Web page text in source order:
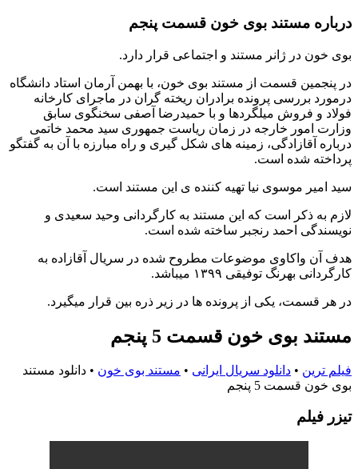
درباره مستند بوی خون قسمت پنجم
بوی خون در ژانر مستند و اجتماعی قرار دارد.
در پنجمین قسمت از مستند بوی خون، با بهمن آرمان استاد دانشگاه
درمورد بررسی پرونده برادران ریخته گران در ماجرای کارخانه
فولاد و فروش میلگردها و با حمیدرضا آصفی سخنگوی سابق
وزارت امور خارجه در زمان ریاست جمهوری سید محمد خاتمی
درباره آقازادگی، زمینه های شکل گیری و راه مبارزه با آن به گفتگو
پرداخته شده است.
سید امیر موسوی نیا تهیه کننده ی این مستند است.
لازم به ذکر است که این مستند به کارگردانی وحید سعیدی و
نویسندگی احمد رنجبر ساخته شده است.
هدف آن واکاوی موضوعات مطروح شده در سریال آقازاده به
کارگردانی بهرنگ توفیقی ۱۳۹۹ میباشد.
در هر قسمت، یکی از پرونده ها در زیر ذره بین قرار میگیرد.
مستند بوی خون قسمت 5 پنجم
فیلم ترین • دانلود سریال ایرانی • مستند بوی خون • دانلود مستند
بوی خون قسمت 5 پنجم
تيزر فيلم